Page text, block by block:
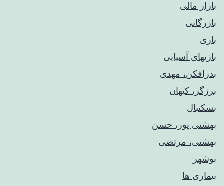
بازار مالی
بازرگانی
بازی
بازیهای آسیایی
بذرافکن، مهدی
برزگر، کیهان
بسکتبال
بهشتی پور، حسن
بهشتی، مرتضی
بوشهر
بیماری ها